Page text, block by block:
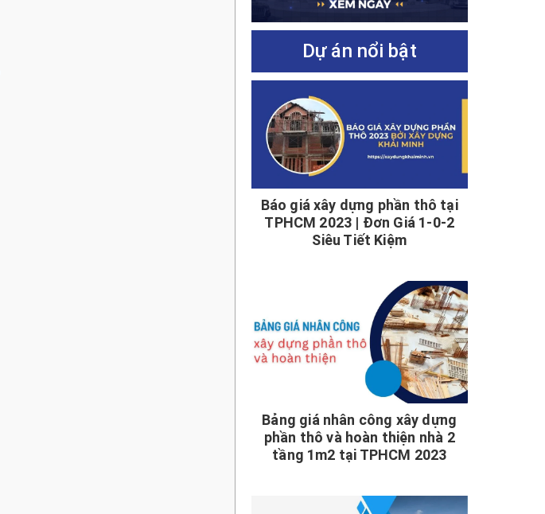
Dự án nổi bật
Báo giá xây dựng phần thô tại
TPHCM 2023 | Đơn Giá 1-0-2
Siêu Tiết Kiệm
Bảng giá nhân công xây dựng
phần thô và hoàn thiện nhà 2
tầng 1m2 tại TPHCM 2023